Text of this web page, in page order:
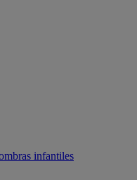
infantiles